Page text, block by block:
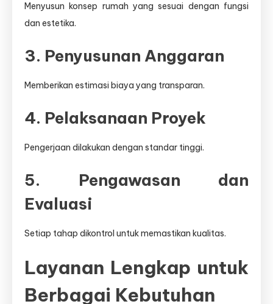
Menyusun konsep rumah yang sesuai dengan fungsi
dan estetika.
3. Penyusunan Anggaran
Memberikan estimasi biaya yang transparan.
4. Pelaksanaan Proyek
Pengerjaan dilakukan dengan standar tinggi.
5. Pengawasan dan
Evaluasi
Setiap tahap dikontrol untuk memastikan kualitas.
Layanan Lengkap untuk
Berbagai Kebutuhan